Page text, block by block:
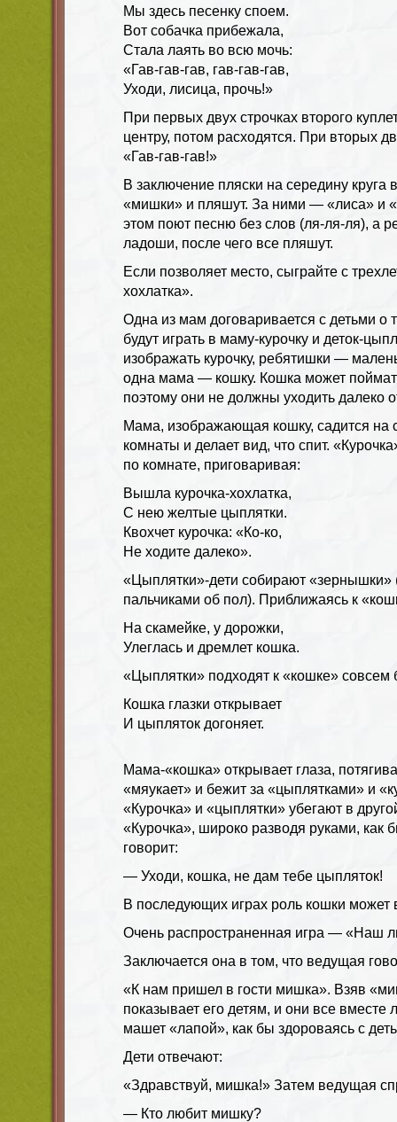
Мы здесь песенку споем.
Вот собачка прибежала,
Стала лаять во всю мочь:
«Гав-гав-гав, гав-гав-гав,
Уходи, лисица, прочь!»
При первых двух строчках второго
центру, потом расходятся. При вторых
«Гав-гав-гав!»
В заключение пляски на середину круга
«мишки» и пляшут. За ними — «лиса» и
этом поют песню без слов (ля-ля-ля), а
ладоши, после чего все пляшут.
Если позволяет место, сыграйте с
хохлатка».
Одна из мам договаривается с детьми о
будут играть в маму-курочку и деток-
изображать курочку, ребятишки —
одна мама — кошку. Кошка может
поэтому они не должны уходить далеко
Мама, изображающая кошку, садится на
комнаты и делает вид, что спит.
по комнате, приговаривая:
Вышла курочка-хохлатка,
С нею желтые цыплятки.
Квохчет курочка: «Ко-ко,
Не ходите далеко».
«Цыплятки»-дети собирают «зернышки»
пальчиками об пол). Приближаясь к
На скамейке, у дорожки,
Улеглась и дремлет кошка.
«Цыплятки» подходят к «кошке» совсем
Кошка глазки открывает
И цыпляток догоняет.
Мама-«кошка» открывает глаза,
«мяукает» и бежит за «цыплятками» и
«Курочка» и «цыплятки» убегают в
«Курочка», широко разводя руками,
говорит:
— Уходи, кошка, не дам тебе цыпляток!
В последующих играх роль кошки может
Очень распространенная игра — «Наш
Заключается она в том, что ведущая
«К нам пришел в гости мишка». Взяв
показывает его детям, и они все
машет «лапой», как бы здороваясь с
Дети отвечают:
«Здравствуй, мишка!» Затем ведущая
— Кто любит мишку?